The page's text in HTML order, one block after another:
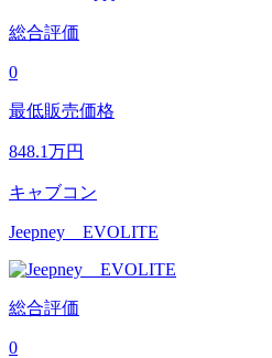
総合評価
0
最低販売価格
848.1万円
キャブコン
Jeepney EVOLITE
総合評価
0